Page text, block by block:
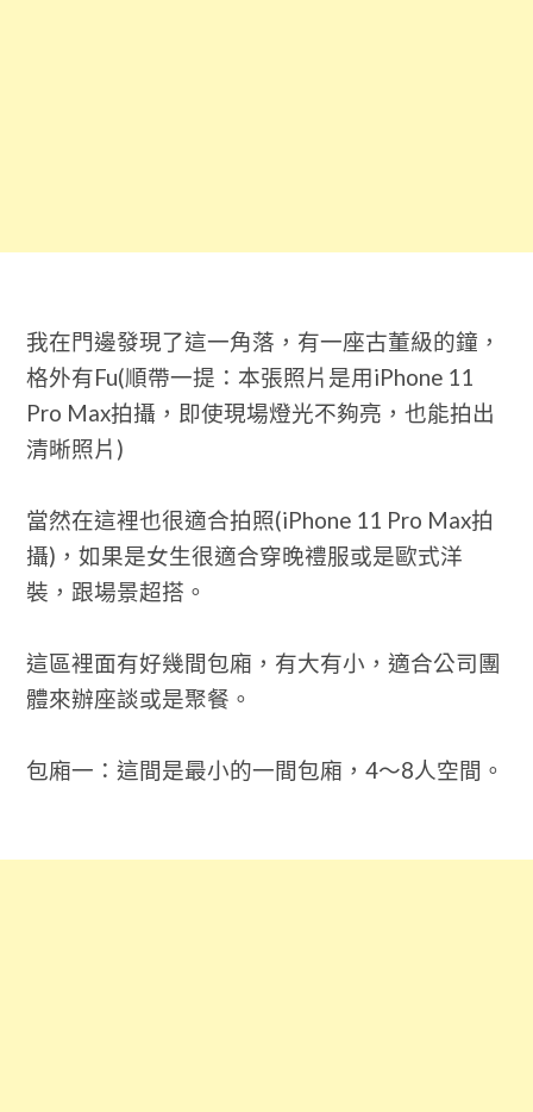
我在門邊發現了這一角落，有一座古董級的鐘，
格外有Fu(順帶一提：本張照片是用iPhone 11
Pro Max拍攝，即使現場燈光不夠亮，也能拍出
清晰照片)
當然在這裡也很適合拍照(iPhone 11 Pro Max拍
攝)，如果是女生很適合穿晚禮服或是歐式洋
裝，跟場景超搭。
這區裡面有好幾間包廂，有大有小，適合公司團
體來辦座談或是聚餐。
包廂一：這間是最小的一間包廂，4～8人空間。